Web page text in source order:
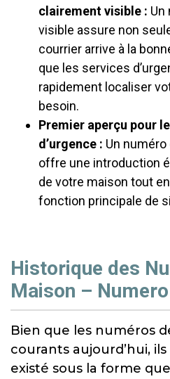
clairement visible : Un
visible assure non
courrier arrive à la
que les services
rapidement localiser
besoin.
Premier aperçu pour
d’urgence : Un
offre une introduction
de votre maison tout
fonction principale de
Historique des
Maison –
Bien que les numéros
courants aujourd’hui,
existé sous la forme